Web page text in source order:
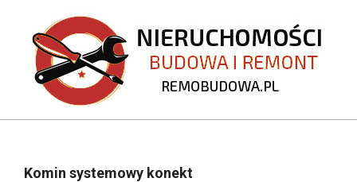
content
REMOBUDOWA.PL
NavigationKomin systemowy konekt